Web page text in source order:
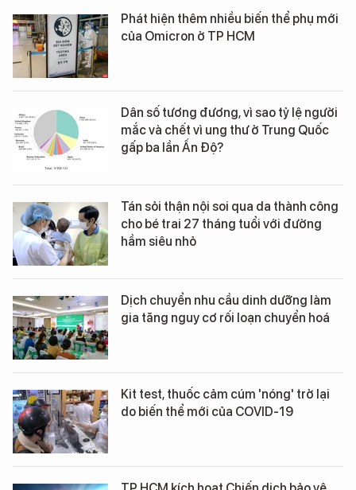
Phát hiện thêm nhiều biến thể phụ mới
của Omicron ở TP HCM
Dân số tương đương, vì sao tỷ lệ người
mắc và chết vì ung thư ở Trung Quốc
gấp ba lần Ấn Độ?
Tán sỏi thận nội soi qua da thành công
cho bé trai 27 tháng tuổi với đường
hầm siêu nhỏ
Dịch chuyển nhu cầu dinh dưỡng làm
gia tăng nguy cơ rối loạn chuyển hoá
Kit test, thuốc cảm cúm 'nóng' trở lại
do biến thể mới của COVID-19